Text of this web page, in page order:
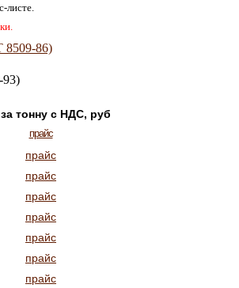
листе.
8509-86)
тонну с НДС, руб
прайс
прайс
прайс
прайс
прайс
прайс
прайс
прайс